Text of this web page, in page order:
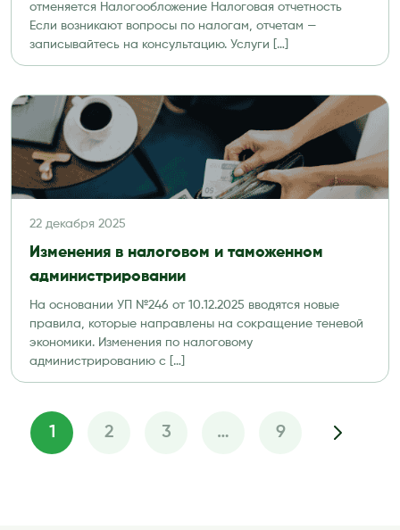
отменяется Налогообложение Налоговая отчетность
Если возникают вопросы по налогам, отчетам —
записывайтесь на консультацию. Услуги […]
22 декабря 2025
Изменения в налоговом и таможенном
администрировании
На основании УП №246 от 10.12.2025 вводятся новые
правила, которые направлены на сокращение теневой
экономики. Изменения по налоговому
администрированию с […]
Пагинация
1 2 3 … 9